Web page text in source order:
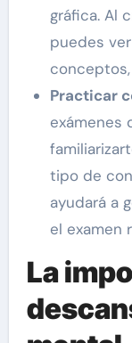
gráfica. Al
puedes
Practicar
exámenes
tipo de
ayudará a
el examen
La